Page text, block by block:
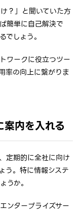
？」と聞いていた方
簡単に自己解決で
しょう。
ワークに役立つツー
率の向上に繋がりま
内を入れる
定期的に全社に向け
う。特に情報システ
うか。
ンタープライズサー